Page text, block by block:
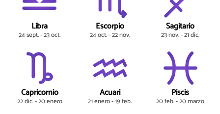
Libra
24 sept. - 23 oct.
Escorpio
24 oct. - 22 nov.
Sagitario
23 nov. - 21 dic.
Capricornio
22 dic. - 20 enero
Acuari
21 enero - 19 feb.
Piscis
20 feb. - 20 marzo